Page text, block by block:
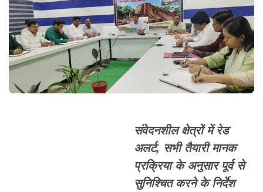
संवेदनशील क्षेत्रों में रेड
अलर्ट, सभी तैयारी मानक
प्रक्रिया के अनुसार पूर्व से
सुनिश्चित करने के निर्देश